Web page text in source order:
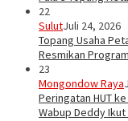
22
SulutJuli 24, 2026
Topang Usaha
Resmikan
23
Mongondow Raya
Peringatan HUT
Wabup Deddy